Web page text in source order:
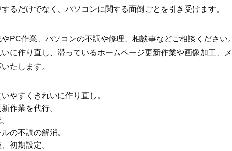
るだけでなく、パソコンに関する面倒ごとを引き受けます。
PC作業、パソコンの不調や修理、相談事などご相談ください。
に作り直し、滞っているホームページ更新作業や画像加工、メ
たします。
やすくきれいに作り直し。
作業を代行。
の不調の解消。
初期設定。